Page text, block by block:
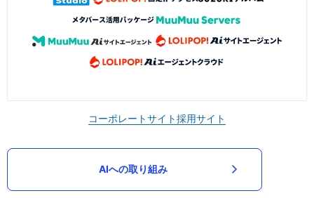
コーポレートサイト採用サイト
AIへの取り組み